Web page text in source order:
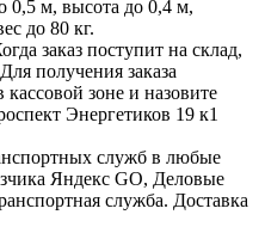
0,5 м, высота до 0,4 м,
до 80 кг.
заказ поступит на склад,
получения заказа
кассовой зоне и назовите
Энергетиков 19 к1
служб в любые
Яндекс GO, Деловые
служба. Доставка